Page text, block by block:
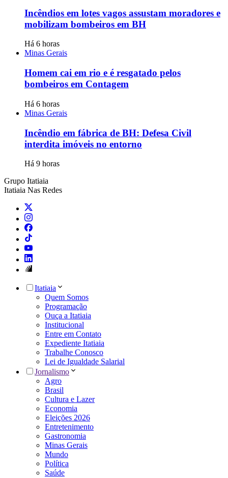
Incêndios em lotes vagos assustam moradores e
mobilizam bombeiros em BH
Há 6 horas
Minas Gerais
Homem cai em rio e é resgatado pelos
bombeiros em Contagem
Há 6 horas
Minas Gerais
Incêndio em fábrica de BH: Defesa Civil
interdita imóveis no entorno
Há 9 horas
Grupo Itatiaia
Itatiaia Nas Redes
Itatiaia
Quem Somos
Programação
Ouça a Itatiaia
Institucional
Entre em Contato
Expediente Itatiaia
Trabalhe Conosco
Lei de Igualdade Salarial
Jornalismo
Agro
Brasil
Cultura e Lazer
Economia
Eleições 2026
Entretenimento
Gastronomia
Minas Gerais
Mundo
Política
Saúde